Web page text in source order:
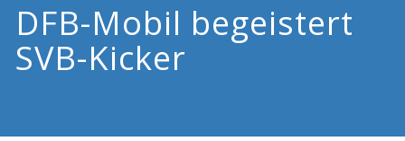
DFB-Mobil begeistert
SVB-Kicker